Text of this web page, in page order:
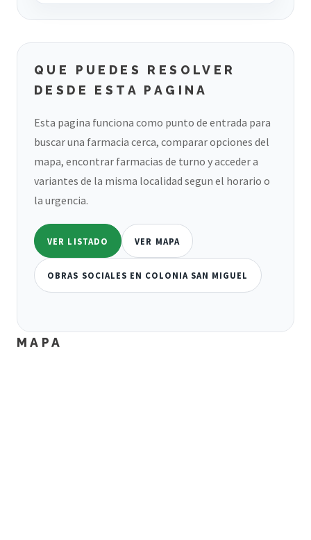
QUE PUEDES RESOLVER
DESDE ESTA PAGINA
Esta pagina funciona como punto de entrada para
buscar una farmacia cerca, comparar opciones del
mapa, encontrar farmacias de turno y acceder a
variantes de la misma localidad segun el horario o
la urgencia.
VER LISTADO VER MAPA
OBRAS SOCIALES EN COLONIA SAN MIGUEL
MAPA